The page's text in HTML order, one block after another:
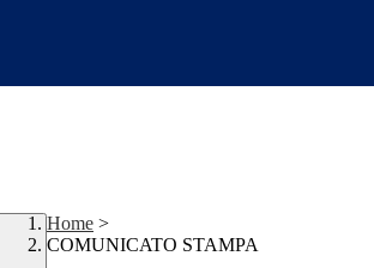
Home >
COMUNICATO STAMPA